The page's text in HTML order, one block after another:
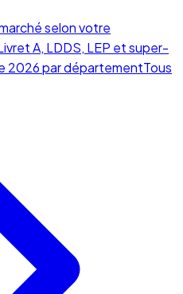
selon votre
A, LDDS, LEP et super-
2026 par départementTous